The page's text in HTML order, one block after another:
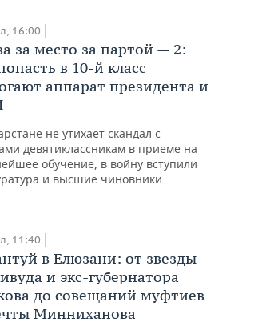
16:00
за место за партой — 2:
в 10-й класс
аппарат президента и
не утихает скандал с
девятиклассникам в приеме на
обучение, в войну вступили
и высшие чиновники
11:40
в Елюзани: от звезды
и экс-губернатора
до совещаний муфтиев
Минниханова